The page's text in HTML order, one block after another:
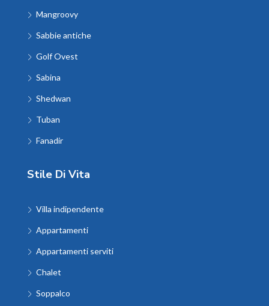
Mangroovy
Sabbie antiche
Golf Ovest
Sabina
Shedwan
Tuban
Fanadir
Stile Di Vita
Villa indipendente
Appartamenti
Appartamenti serviti
Chalet
Soppalco